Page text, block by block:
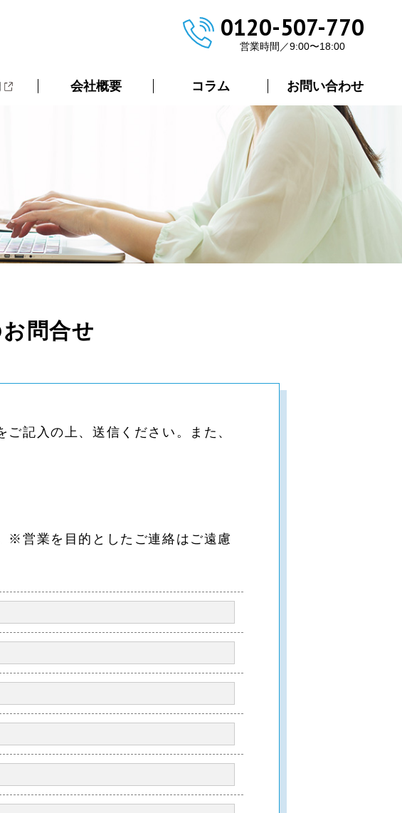
0120-507-770
営業時間／9:00〜18:00
会社概要 コラム お問い合わせ
問合せ
記⼊の上、送信ください。また、
※営業を⽬的としたご連絡はご遠慮